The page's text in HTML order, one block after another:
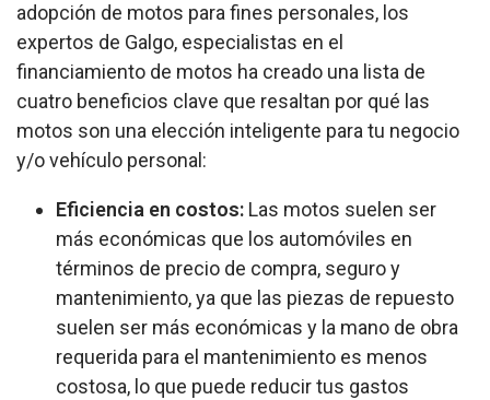
adopción de motos para fines personales, los
expertos de Galgo, especialistas en el
financiamiento de motos ha creado una lista de
cuatro beneficios clave que resaltan por qué las
motos son una elección inteligente para tu negocio
y/o vehículo personal:
Eficiencia en costos: Las motos suelen ser
más económicas que los automóviles en
términos de precio de compra, seguro y
mantenimiento, ya que las piezas de repuesto
suelen ser más económicas y la mano de obra
requerida para el mantenimiento es menos
costosa, lo que puede reducir tus gastos